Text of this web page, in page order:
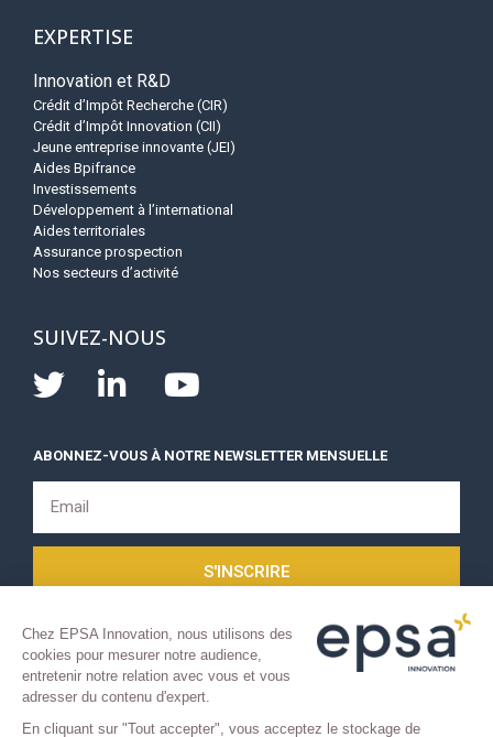
Chez EPSA Innovation, nous utilisons des
cookies pour mesurer notre audience,
entretenir notre relation avec vous et vous
adresser du contenu d'expert.
En cliquant sur "Tout accepter", vous acceptez le stockage de
EXPERTISE
Innovation et R&D
Crédit d’Impôt Recherche (CIR)
Crédit d’Impôt Innovation (CII)
Jeune entreprise innovante (JEI)
Aides Bpifrance
Investissements
Développement à l’international
Aides territoriales
Assurance prospection
Nos secteurs d’activité
SUIVEZ-NOUS
ABONNEZ-VOUS À NOTRE NEWSLETTER MENSUELLE
S'INSCRIRE